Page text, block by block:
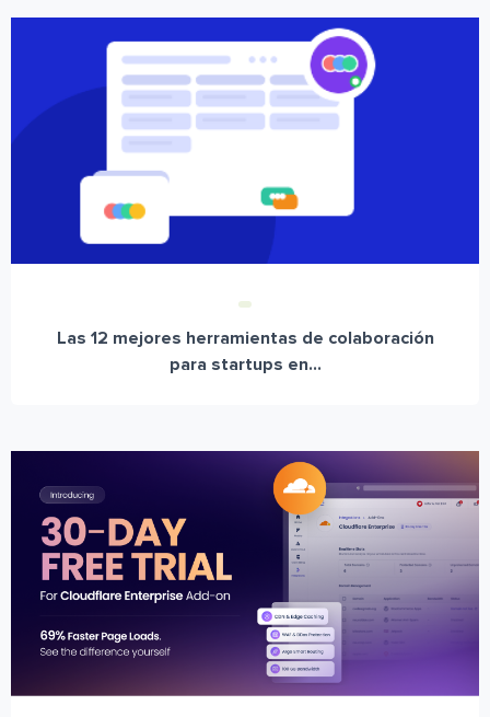
Las 12 mejores herramientas de colaboración
para startups en...